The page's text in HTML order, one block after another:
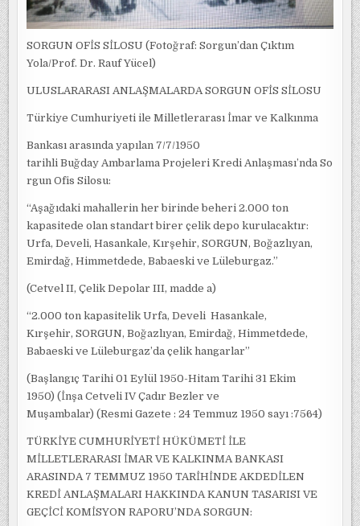
SORGUN OFİS SİLOSU (Fotoğraf: Sorgun’dan Çıktım
Yola/Prof. Dr. Rauf Yücel)
ULUSLARARASI ANLAŞMALARDA SORGUN OFİS SİLOSU
Türkiye Cumhuriyeti ile Milletlerarası İmar ve Kalkınma
Bankası arasında yapılan 7/7/1950
tarihli Buğday Ambarlama Projeleri Kredi Anlaşması’nda So
rgun Ofis Silosu:
“Aşağıdaki mahallerin her birinde beheri 2.000 ton
kapasitede olan standart birer çelik depo kurulacaktır:
Urfa, Develi, Hasankale, Kırşehir, SORGUN, Boğazlıyan,
Emirdağ, Himmetdede, Babaeski ve Lüleburgaz.”
(Cetvel II, Çelik Depolar III, madde a)
“2.000 ton kapasitelik Urfa, Develi Hasankale,
Kırşehir, SORGUN, Boğazlıyan, Emirdağ, Himmetdede,
Babaeski ve Lüleburgaz’da çelik hangarlar”
(Başlangıç Tarihi 01 Eylül 1950-Hitam Tarihi 31 Ekim
1950) (İnşa Cetveli IV Çadır Bezler ve
Muşambalar) (Resmi Gazete : 24 Temmuz 1950 sayı :7564)
TÜRKİYE CUMHURİYETİ HÜKÜMETİ İLE
MİLLETLERARASI İMAR VE KALKINMA BANKASI
ARASINDA 7 TEMMUZ 1950 TARİHİNDE AKDEDİLEN
KREDİ ANLAŞMALARI HAKKINDA KANUN TASARISI VE
GEÇİCİ KOMİSYON RAPORU’NDA SORGUN: